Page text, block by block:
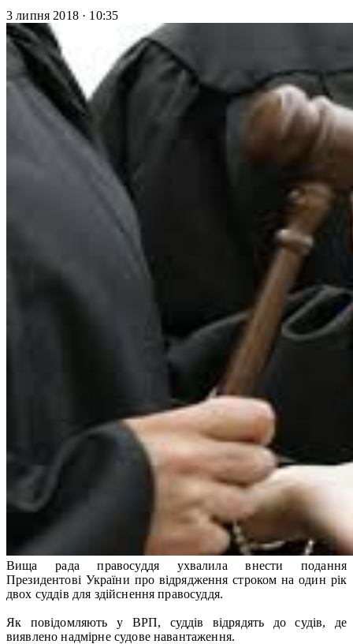
3 липня 2018 · 10:35
Вища рада правосуддя ухвалила внести подання
Президентові України про відрядження строком на один рік
двох суддів для здійснення правосуддя.
Як повідомляють у ВРП, суддів відрядять до судів, де
виявлено надмірне судове навантаження.